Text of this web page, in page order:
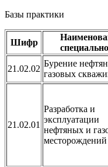
Базы практики
Шифр
21.02.02
Бурение
газовых
21.02.01
Разработка и
эксплуатации
нефтяных и
месторождений